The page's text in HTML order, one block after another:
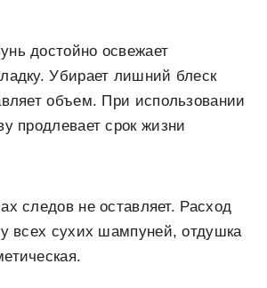
достойно освежает
Убирает лишний блеск
объем. При использовании
продлевает срок жизни
следов не оставляет. Расход
всех сухих шампуней, отдушка